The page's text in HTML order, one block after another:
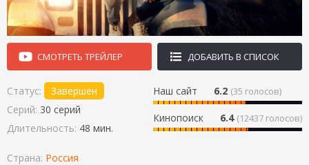
СМОТРЕТЬ ТРЕЙЛЕР ДОБАВИТЬ В СПИСОК
Наш сайт 6.2 (35 голосов)
Кинопоиск 6.4 (12437 голосов)
Статус:
Завершен
Серий: 30 серий
Длительность: 48 мин.
Страна: Россия